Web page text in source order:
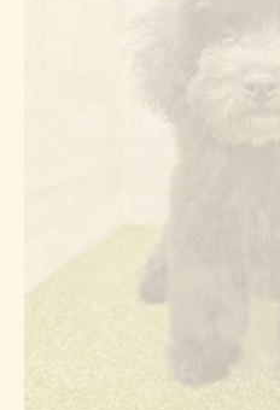
アフロカット維持
てる方法